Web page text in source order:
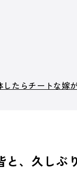
たらチートな嫁
、久しぶ